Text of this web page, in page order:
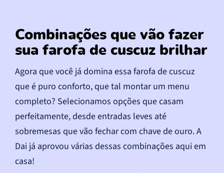
Combinações que vão fazer
sua farofa de cuscuz brilhar
Agora que você já domina essa farofa de cuscuz
que é puro conforto, que tal montar um menu
completo? Selecionamos opções que casam
perfeitamente, desde entradas leves até
sobremesas que vão fechar com chave de ouro. A
Dai já aprovou várias dessas combinações aqui em
casa!